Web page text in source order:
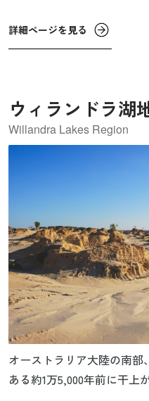
されており、三畳紀の脊椎
性質を明らかにしています。
詳細ページを見る
ウィランドラ湖
Willandra Lakes Region
オーストラリア大陸の南
ある約1万5,000年前に干上